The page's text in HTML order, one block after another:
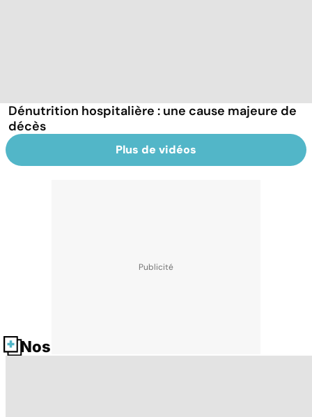
Dénutrition hospitalière : une cause majeure de
décès
Plus de vidéos
Nos fiches santé